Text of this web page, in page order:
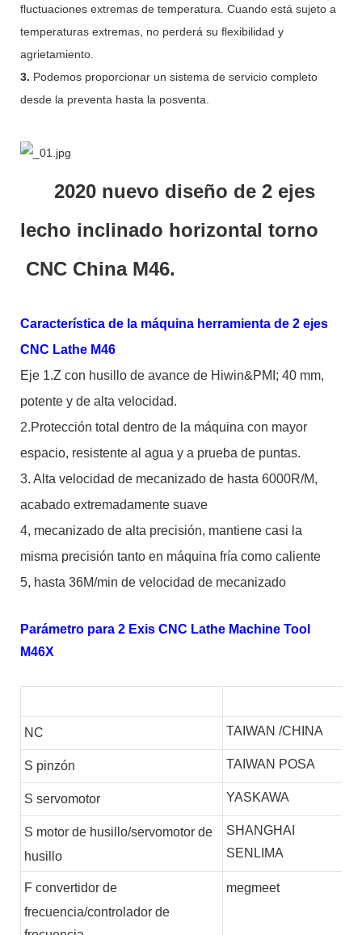
fluctuaciones extremas de temperatura. Cuando está sujeto a
temperaturas extremas, no perderá su flexibilidad y
agrietamiento.
3. Podemos proporcionar un sistema de servicio completo
desde la preventa hasta la posventa.
2020 nuevo diseño de 2 ejes
lecho inclinado horizontal torno
CNC China M46.
Característica de la máquina herramienta de 2 ejes
CNC Lathe M46
Eje 1.Z con husillo de avance de Hiwin&PMI; 40 mm,
potente y de alta velocidad.
2.Protección total dentro de la máquina con mayor
espacio, resistente al agua y a prueba de puntas.
3. Alta velocidad de mecanizado de hasta 6000R/M,
acabado extremadamente suave
4, mecanizado de alta precisión, mantiene casi la
misma precisión tanto en máquina fría como caliente
5, hasta 36M/min de velocidad de mecanizado
Parámetro para 2 Exis CNC Lathe Machine Tool
M46X
NC TAIWAN /CHINA
S pinzón TAIWAN POSA
S servomotor YASKAWA
S motor de husillo/servomotor de
husillo
SHANGHAI
SENLIMA
F convertidor de
frecuencia/controlador de
megmeet